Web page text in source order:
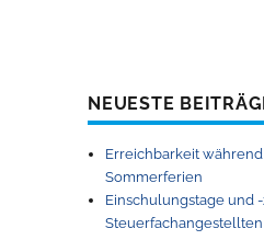
NEUESTE
Erreichbarkeit
Sommerferien
Einschulungstage und